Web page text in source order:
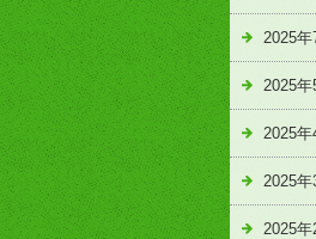
2025年
2025年
2025年
2025年
2025年